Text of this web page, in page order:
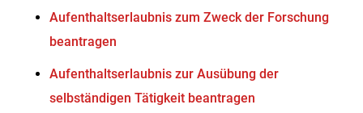
Aufenthaltserlaubnis zum Zweck der Forschung
beantragen
Aufenthaltserlaubnis zur Ausübung der
selbständigen Tätigkeit beantragen